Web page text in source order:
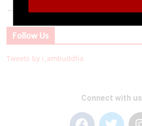
←
Follow Us
Tweets by i_ambuddha
Connect with us